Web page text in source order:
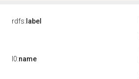
rdfs: label
l0:name